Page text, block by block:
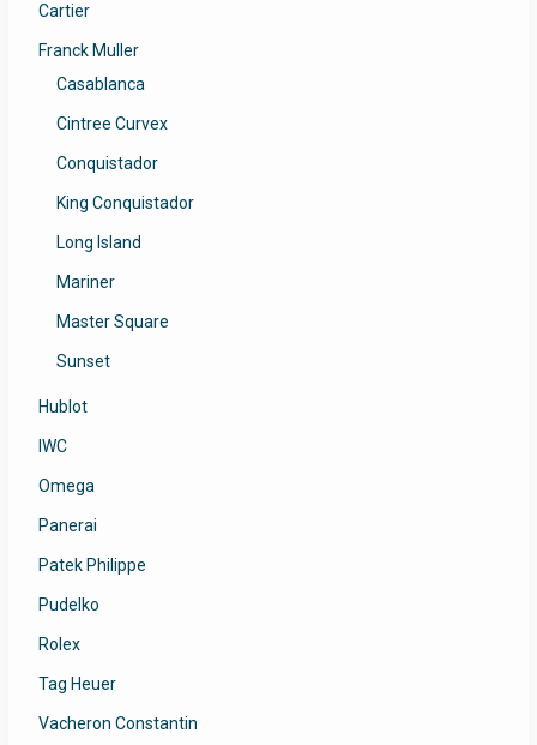
Cartier
Franck Muller
Casablanca
Cintree Curvex
Conquistador
King Conquistador
Long Island
Mariner
Master Square
Sunset
Hublot
IWC
Omega
Panerai
Patek Philippe
Pudelko
Rolex
Tag Heuer
Vacheron Constantin